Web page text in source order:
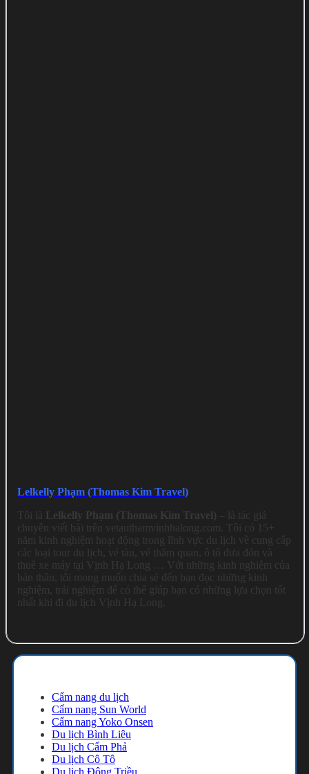
Lelkelly Phạm (Thomas Kim Travel)
Tôi là Lelkelly Phạm (Thomas Kim Travel) – là tác giả
chuyên viết bài trên vetauthamvinhhalong.com. Tôi có 15+
năm kinh nghiệm hoạt động trong lĩnh vực du lịch về cung cấp
các loại tour du lịch, vé tàu, vé thăm quan, ô tô đưa đón và
thuê xe máy tại Vịnh Hạ Long … Với những kinh nghiệm của
bản thân, tôi mong muốn chia sẻ đến bạn đọc những kinh
nghiệm, trải nghiệm để có thể giúp bạn có những lựa chọn tốt
nhất khi đi du lịch Vịnh Hạ Long.
Cẩm nang du lịch
Cẩm nang Sun World
Cẩm nang Yoko Onsen
Du lịch Bình Liêu
Du lịch Cẩm Phả
Du lịch Cô Tô
Du lịch Đông Triều